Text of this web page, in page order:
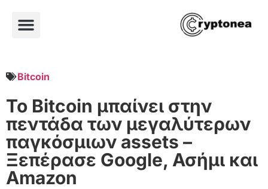
Bitcoin
Το Bitcoin μπαίνει στην
πεντάδα των μεγαλύτερων
παγκόσμιων assets –
Ξεπέρασε Google, Ασήμι και
Amazon